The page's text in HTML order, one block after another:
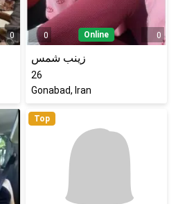
0 0 Online 0
زینب شمس
26
Gonabad, Iran
Top